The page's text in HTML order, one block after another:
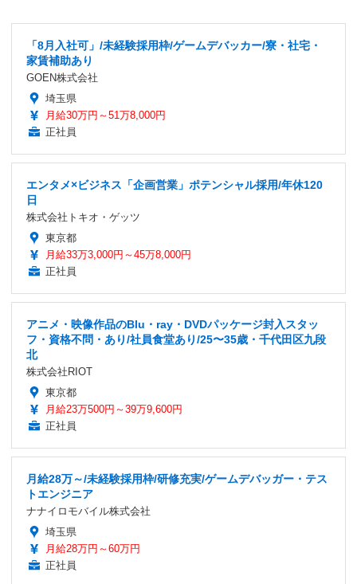
「8月入社可」/未経験採用枠/ゲームデバッカー/寮・社宅・
家賃補助あり
GOEN株式会社
埼玉県
月給30万円～51万8,000円
正社員
エンタメ×ビジネス「企画営業」ポテンシャル採用/年休120
日
株式会社トキオ・ゲッツ
東京都
月給33万3,000円～45万8,000円
正社員
アニメ・映像作品のBlu・ray・DVDパッケージ封入スタッ
フ・資格不問・あり/社員食堂あり/25〜35歳・千代田区九段
北
株式会社RIOT
東京都
月給23万500円～39万9,600円
正社員
月給28万～/未経験採用枠/研修充実/ゲームデバッガー・テス
トエンジニア
ナナイロモバイル株式会社
埼玉県
月給28万円～60万円
正社員